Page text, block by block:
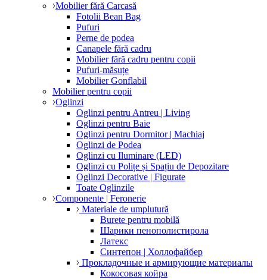
Mobilier fără Carcasă
Fotolii Bean Bag
Pufuri
Perne de podea
Canapele fără cadru
Mobilier fără cadru pentru copii
Pufuri-măsuțe
Mobilier Gonflabil
Mobilier pentru copii
Oglinzi
Oglinzi pentru Antreu | Living
Oglinzi pentru Baie
Oglinzi pentru Dormitor | Machiaj
Oglinzi de Podea
Oglinzi cu Iluminare (LED)
Oglinzi cu Polițe și Spațiu de Depozitare
Oglinzi Decorative | Figurate
Toate Oglinzile
Componente | Feronerie
Materiale de umplutură
Burete pentru mobilă
Шарики пенополистирола
Латекс
Синтепон | Холлофайбер
Прокладочные и армирующие материалы
Кокосовая койра